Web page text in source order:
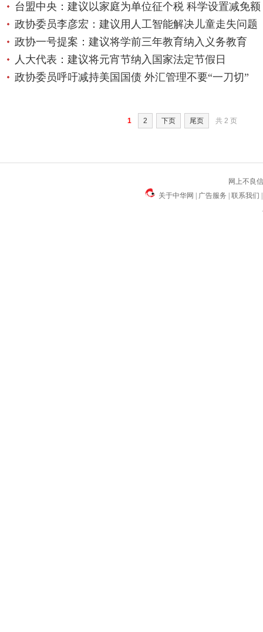
台盟中央：建议以家庭为单位征个税 科学设置减免额
政协委员李彦宏：建议用人工智能解决儿童走失问题
政协一号提案：建议将学前三年教育纳入义务教育
人大代表：建议将元宵节纳入国家法定节假日
政协委员呼吁减持美国国债 外汇管理不要“一刀切”
1 2 下页 尾页 共2 页
网上不良
关于中华网
广告服务 联系我们